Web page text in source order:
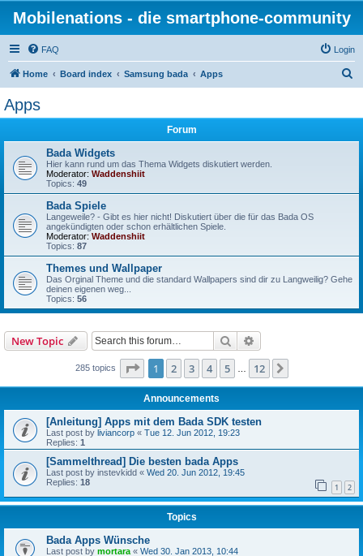
Mobilenations - die smartphone-community
FAQ Login
Home Board index Samsung bada Apps
Apps
Forum
Bada Widgets
Hier kann rund um das Thema Widgets diskutiert werden.
Moderator: Waddenshiit
Topics: 49
Bada Spiele
Langeweile? - Gibt es hier nicht! Diskutiert über die für das Bada OS
angekündigten oder schon erhältlichen Spiele.
Moderator: Waddenshiit
Topics: 87
Themes und Wallpaper
Das Orginal Theme und die standard Wallpapers sind dir zu Langweilig? Gehe
deinen eigenen weg...
Topics: 56
New Topic Search
285 topics Page 1of 12
1 2 3 4 5 12
Announcements
[Anleitung] Apps mit dem Bada SDK testen
Last post by liviancorp « Tue 12. Jun 2012, 19:23
Replies: 1
[Sammelthread] Die besten bada Apps
Last post by instevkidd « Wed 20. Jun 2012, 19:45
Replies: 18 1 2
Topics
Bada Apps Wünsche
Last post by mortara « Wed 30. Jan 2013, 10:44